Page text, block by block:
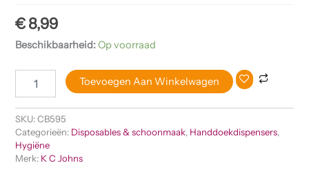
€8,99
Beschikbaarheid:Op voorraad
Toevoegen Aan Winkelwagen
SKU:CB595
Categorieën: Disposables & schoonmaak, Handdoekdispensers,
Hygiëne
Merk: K C Johns